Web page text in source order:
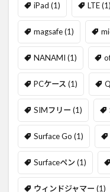
iPad (1) LTE(1)
magsafe(1)
NANAMI (1)
PCケース (1)
SIMフリー (1)
Surface Go (1)
Surfaceペン(1)
ウィンドジャマー (1)